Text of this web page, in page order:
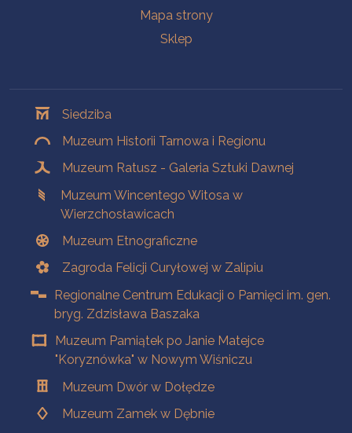
Mapa strony
Sklep
Siedziba
Muzeum Historii Tarnowa i Regionu
Muzeum Ratusz - Galeria Sztuki Dawnej
Muzeum Wincentego Witosa w
Wierzchosławicach
Muzeum Etnograficzne
Zagroda Felicji Curyłowej w Zalipiu
Regionalne Centrum Edukacji o Pamięci im. gen.
bryg. Zdzisława Baszaka
Muzeum Pamiątek po Janie Matejce
"Koryznówka" w Nowym Wiśniczu
Muzeum Dwór w Dołędze
Muzeum Zamek w Dębnie